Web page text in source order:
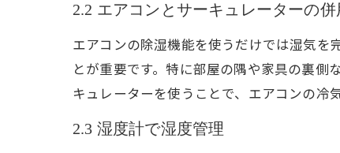
2.2 エアコンとサーキュレーターの併
エアコンの除湿機能を使うだけでは湿気を
とが重要です。特に部屋の隅や家具の裏側
キュレーターを使うことで、エアコンの冷
2.3 湿度計で湿度管理